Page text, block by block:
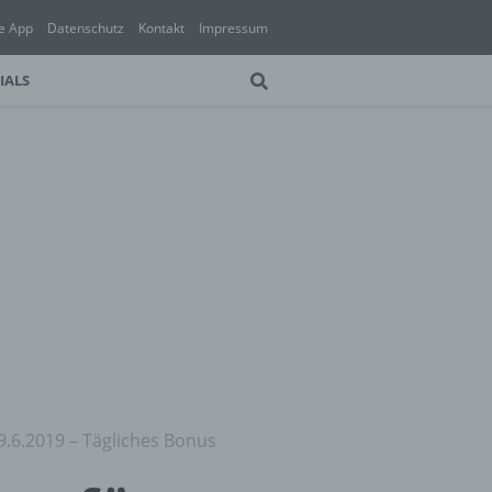
App Datenschutz Kontakt Impressum
– Tägliches Bonus